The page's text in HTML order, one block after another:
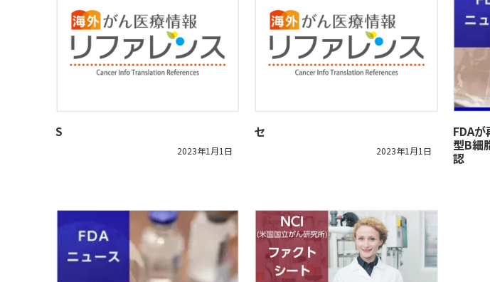
S
2023年1月1日
セ
2023年1月1日
FDA
型B細
認